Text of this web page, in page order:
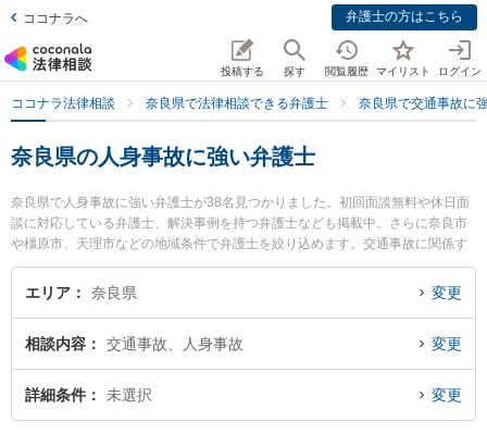
ココナラへ 弁護士の方はこちら
投稿する 探す 閲覧履歴 マイリスト ログイン
ココナラ法律相談 奈良県で法律相談できる弁護士 奈良県で交通事故に
奈良県の人身事故に強い弁護士
奈良県で人身事故に強い弁護士が38名見つかりました。初回面談無料や休日面
談に対応している弁護士、解決事例を持つ弁護士なども掲載中。さらに奈良市
や橿原市、天理市などの地域条件で弁護士を絞り込めます。交通事故に関係す
る自動車事故やバイク事故、自転車事故等の細かな分野での絞り込み検索もで
き便利です。特にベリーベスト法律事務所 奈良オフィスの吉﨑 眞人弁護士や東
が注目されています。『奈良県で土日や夜間に発生した人身事故のトラブルを
今すぐに弁護士に相談したい』『人身事故のトラブル解決の実績豊富な近くの
弁護士を検索したい』『初回相談無料で人身事故を法律相談できる奈良県内の
エリア 奈良県 変更
相談内容 交通事故、人身事故 変更
詳細条件 未選択 変更